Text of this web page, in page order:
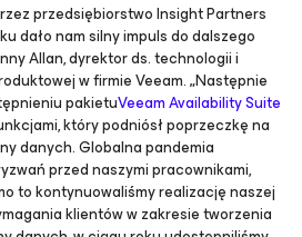
przedsiębiorstwo Insight Partners
dało nam silny impuls do dalszego
Allan, dyrektor ds. technologii i
w firmie Veeam.„Następnie
pakietuVeeam Availability Suite
który podniósł poprzeczkę na
danych. Globalna pandemia
przed naszymi pracownikami,
to kontynuowaliśmy realizację naszej
klientów w zakresie tworzenia